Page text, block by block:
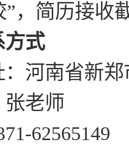
，简历接收
方式
：河南省新
老师
62565149